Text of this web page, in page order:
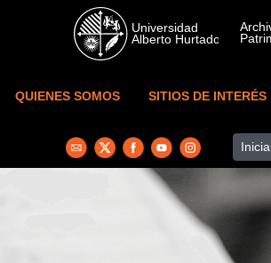
Skip to main content
QUIENES SOMOS SITIOS DE INTERÉS